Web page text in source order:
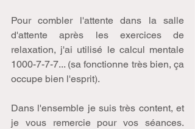
Pour combler l'attente dans la salle
d'attente après les exercices de
relaxation, j'ai utilisé le calcul mentale
1000-7-7-7... (sa fonctionne très bien, ça
occupe bien l'esprit).
Dans l'ensemble je suis très content, et
je vous remercie pour vos séances.